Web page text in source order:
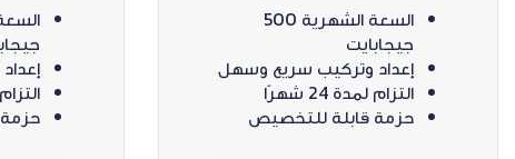
السعة الشهرية 500
جيجابايت
إعداد وتركيب سريع وسهل
التزام لمدة 24 شهرًا
حزمة قابلة للتخصيص
التزام